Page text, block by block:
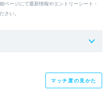
ページにて最新情報やエントリーシート・
さい。
マッチ度の見かた